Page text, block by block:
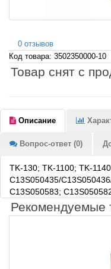
0 отзывов
Код товара: 3502350000-10
Товар снят с
Описание
Вопрос-ответ (0)
TK-130; TK-1100; TK-
C13S050435/
C13S050583;
Рекомендуемые